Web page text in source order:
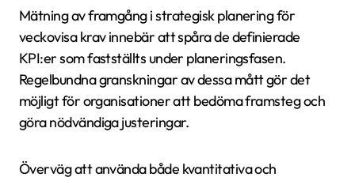
Mätning av framgång i strategisk planering för
veckovisa krav innebär att spåra de definierade
KPI:er som fastställts under planeringsfasen.
Regelbundna granskningar av dessa mått gör det
möjligt för organisationer att bedöma framsteg och
göra nödvändiga justeringar.
Överväg att använda både kvantitativa och